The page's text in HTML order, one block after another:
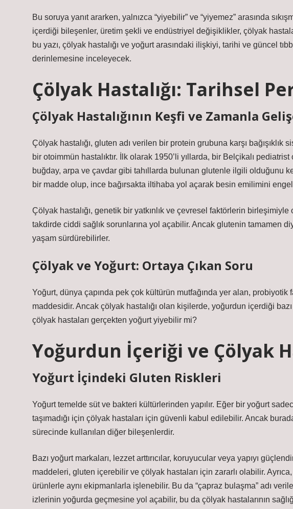
Bu soruya yanıt ararken, yalnızca “yiyebilir” ve “yiyemez” arasında
içerdiği bileşenler, üretim şekli ve endüstriyel değişiklikler, çölyak
bu yazı, çölyak hastalığı ve yoğurt arasındaki ilişkiyi, tarihi ve güncel
derinlemesine inceleyecek.
Çölyak Hastalığı: Tarihsel
Çölyak Hastalığının Keşfi ve Zamanla
Çölyak hastalığı, gluten adı verilen bir protein grubuna karşı
bir otoimmün hastalıktır. İlk olarak 1950’li yıllarda, bir Belçikalı
buğday, arpa ve çavdar gibi tahıllarda bulunan glutenle ilgili olduğunu
bir madde olup, ince bağırsakta iltihaba yol açarak besin emilimini
Çölyak hastalığı, genetik bir yatkınlık ve çevresel faktörlerin
takdirde ciddi sağlık sorunlarına yol açabilir. Ancak glutenin tamamen
yaşam sürdürebilirler.
Çölyak ve Yoğurt: Ortaya Çıkan Soru
Yoğurt, dünya çapında pek çok kültürün mutfağında yer alan, probiyotik
maddesidir. Ancak çölyak hastalığı olan kişilerde, yoğurdun içerdiği
çölyak hastaları gerçekten yoğurt yiyebilir mi?
Yoğurdun İçeriği ve Çölyak
Yoğurt İçindeki Gluten Riskleri
Yoğurt temelde süt ve bakteri kültürlerinden yapılır. Eğer bir yoğurt
taşımadığı için çölyak hastaları için güvenli kabul edilebilir. Ancak
sürecinde kullanılan diğer bileşenlerdir.
Bazı yoğurt markaları, lezzet arttırıcılar, koruyucular veya yapıyı
maddeleri, gluten içerebilir ve çölyak hastaları için zararlı olabilir.
ürünlerle aynı ekipmanlarla işlenebilir. Bu da “çapraz bulaşma” adı
izlerinin yoğurda geçmesine yol açabilir, bu da çölyak hastalarının